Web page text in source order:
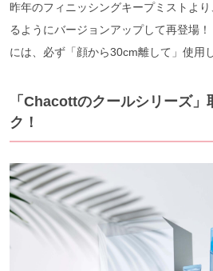
昨年のフィニッシングキープミストよ
るようにバージョンアップして再登場
には、必ず「顔から30cm離して」使用
「Chacottのクールシリーズ」
ク！